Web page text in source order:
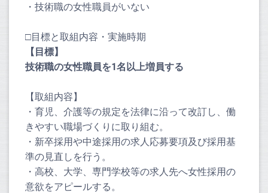
・技術職の女性職員がいない
□目標と取組内容・実施時期
【目標】
技術職の女性職員を1名以上増員する
【取組内容】
・育児、介護等の規定を法律に沿って改訂し、働
きやすい職場づくりに取り組む。
・新卒採用や中途採用の求人応募要項及び採用基
準の見直しを行う。
・高校、大学、専門学校等の求人先へ女性採用の
意欲をアピールする。